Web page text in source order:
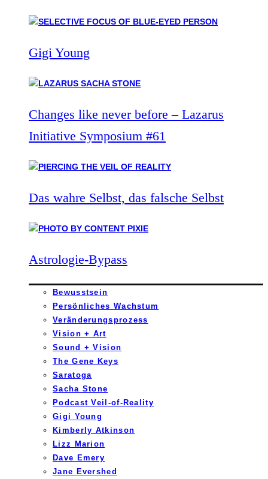
Gigi Young
Changes like never before – Lazarus
Initiative Symposium #61
Das wahre Selbst, das falsche Selbst
Astrologie-Bypass
Bewusstsein
Persönliches Wachstum
Veränderungsprozess
Vision + Art
Sound + Vision
The Gene Keys
Saratoga
Sacha Stone
Podcast Veil-of-Reality
Gigi Young
Kimberly Atkinson
Lizz Marion
Dave Emery
Jane Evershed